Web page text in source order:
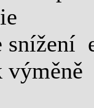
snížení